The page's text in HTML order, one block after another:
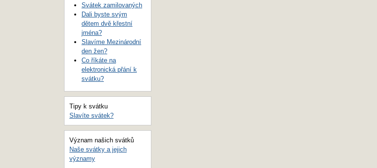
Svátek zamilovaných
Dali byste svým
dětem dvě křestní
jména?
Slavíme Mezinárodní
den žen?
Co říkáte na
elektronická přání k
svátku?
Tipy k svátku
Slavíte svátek?
Význam našich svátků
Naše svátky a jejich
významy